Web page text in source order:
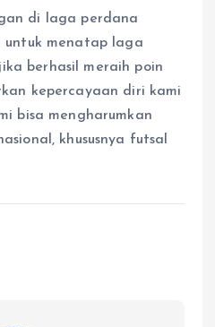
di laga perdana
untuk menatap laga
berhasil meraih poin
kepercayaan diri kami
bisa mengharumkan
khususnya futsal